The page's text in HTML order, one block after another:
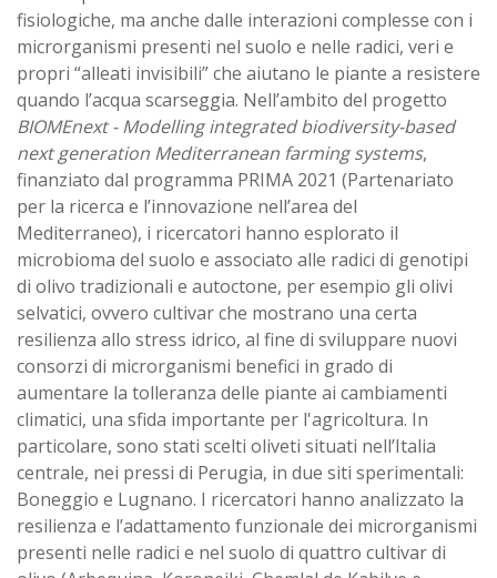
fisiologiche, ma anche dalle interazioni complesse con i
microrganismi presenti nel suolo e nelle radici, veri e
propri “alleati invisibili” che aiutano le piante a resistere
quando l’acqua scarseggia. Nell’ambito del progetto
BIOMEnext - Modelling integrated biodiversity-based
next generation Mediterranean farming systems,
finanziato dal programma PRIMA 2021 (Partenariato
per la ricerca e l’innovazione nell’area del
Mediterraneo), i ricercatori hanno esplorato il
microbioma del suolo e associato alle radici di genotipi
di olivo tradizionali e autoctone, per esempio gli olivi
selvatici, ovvero cultivar che mostrano una certa
resilienza allo stress idrico, al fine di sviluppare nuovi
consorzi di microrganismi benefici in grado di
aumentare la tolleranza delle piante ai cambiamenti
climatici, una sfida importante per l'agricoltura. In
particolare, sono stati scelti oliveti situati nell’Italia
centrale, nei pressi di Perugia, in due siti sperimentali:
Boneggio e Lugnano. I ricercatori hanno analizzato la
resilienza e l’adattamento funzionale dei microrganismi
presenti nelle radici e nel suolo di quattro cultivar di